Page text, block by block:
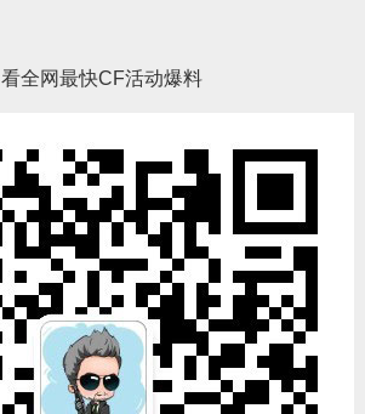
看全网最快CF活动爆料